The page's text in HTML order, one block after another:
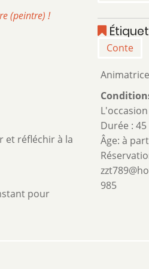
(peintre) !
et réfléchir à la
pour
Conte
Durée :
Âge: à
985